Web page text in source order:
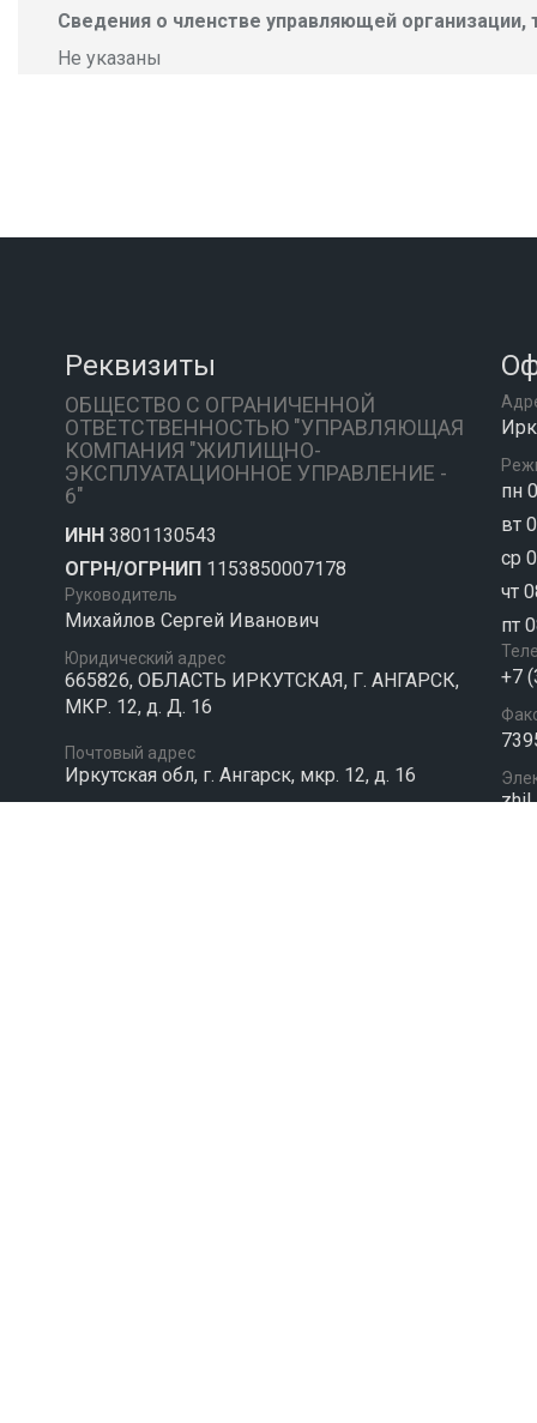
Сведения о членстве управляющей
Не указаны
Реквизиты
ОБЩЕСТВО С ОГРАНИЧЕННОЙ
ОТВЕТСТВЕННОСТЬЮ "УПРАВЛЯЮЩАЯ
КОМПАНИЯ "ЖИЛИЩНО-
ЭКСПЛУАТАЦИОННОЕ УПРАВЛЕНИЕ -
6"
ИНН 3801130543
ОГРН/ОГРНИП 1153850007178
Руководитель
Михайлов Сергей Иванович
Юридический адрес
665826, ОБЛАСТЬ ИРКУТСКАЯ, Г. АНГАРСК,
МКР. 12, д. Д. 16
Почтовый адрес
Иркутская обл, г. Ангарск, мкр. 12, д. 16
пн
вт
ср
чт
пт
+7